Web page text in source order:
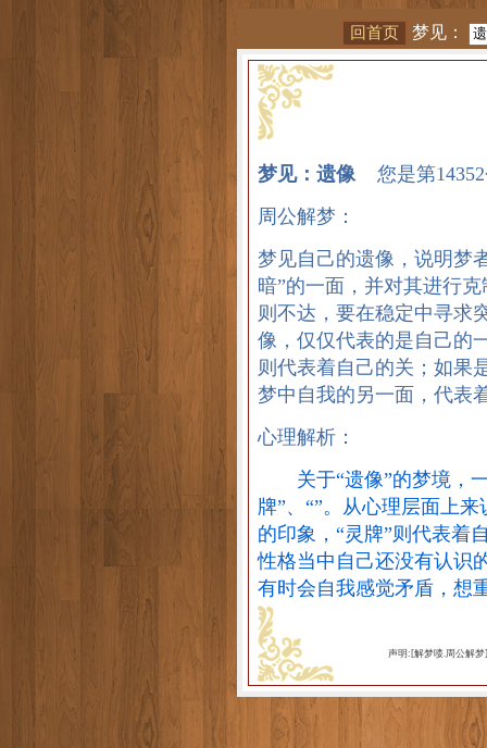
梦见：
梦见：遗像您是第14352
周公解梦：
梦见自己的遗像，说明梦
暗”的一面，并对其进行
则不达，要在稳定中寻求
像，仅仅代表的是自己的
则代表着自己的关；如果
梦中自我的另一面，代表
心理解析：
关于“遗像”的梦境，一
牌”、“”。从心理层面上
的印象，“灵牌”则代表着
性格当中自己还没有认识
有时会自我感觉矛盾，想
声明:[解梦喽.周公解